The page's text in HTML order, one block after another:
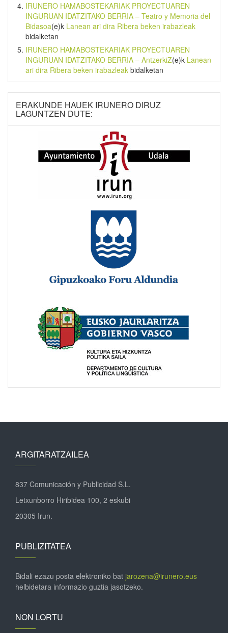
IRUNERO HAMABOSTEKARIAK PROYECTUAREN
INGURUAN IDATZITAKO BERRIA – Teatro y Memoria del
Bidasoa(e)k Lanean ari dira Ribera beken irabazleak
bidalketan
IRUNERO HAMABOSTEKARIAK PROYECTUAREN
INGURUAN IDATZITAKO BERRIA – AntzerkiZ(e)k Lanean
ari dira Ribera beken irabazleak bidalketan
ERAKUNDE HAUEK IRUNERO DIRUZ
LAGUNTZEN DUTE:
ARGITARATZAILEA
837 Comunicación y Publicidad S.L.
Letxunborro Hiribidea 100, 2 eskubi
20305 Irun.
PUBLIZITATEA
Bidali ezazu posta elektroniko bat jarozena@irunero.eus
helbidetara informazio guztia jasotzeko.
NON LORTU